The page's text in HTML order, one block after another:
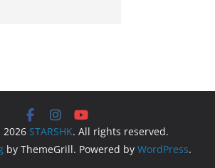
STARSHK. All rights reserved.
by ThemeGrill. Powered by WordPress.